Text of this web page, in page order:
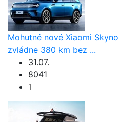
Mohutné nové Xiaomi
zvládne 380 km bez ...
31.07.
8041
1